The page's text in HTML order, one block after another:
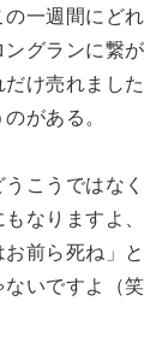
一週間にど
グランに繋
け売れまし
がある。
こうではな
もなりますよ
前ら死ね」
いですよ（笑